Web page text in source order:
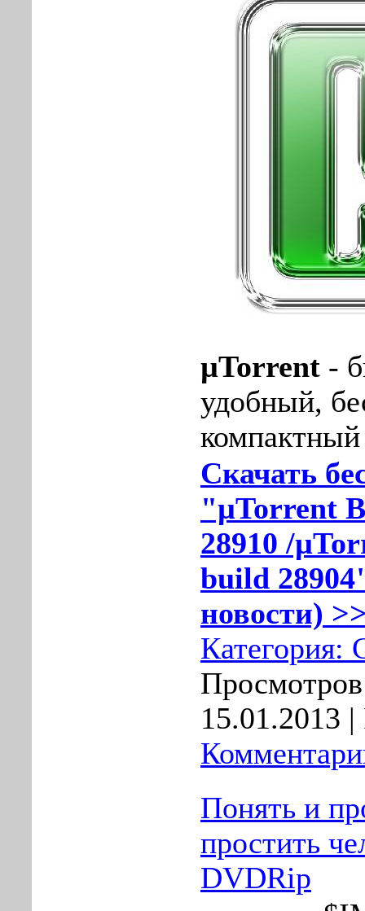
µTorrent -
удобный,
компактный
Скачать
"µTorrent
28910 /
build
новости)
Категория:
15.01.2013 |
Понять и
простить
DVDRip